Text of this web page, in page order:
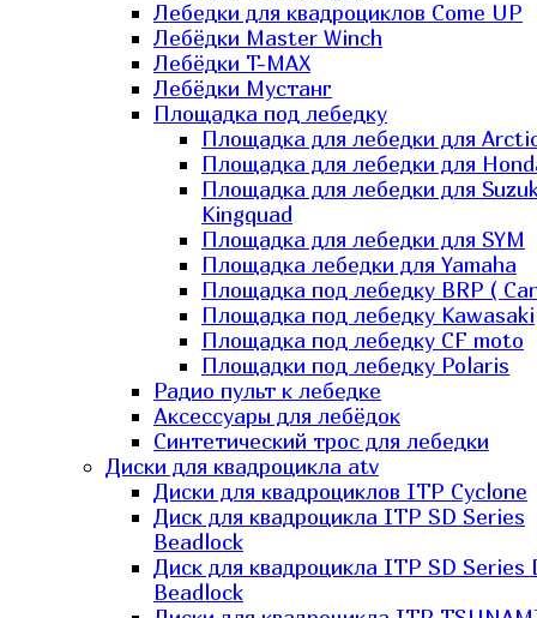
Лебедки для квадроциклов Come UP
Лебёдки Master Winch
Лебёдки T-MAX
Лебёдки Мустанг
Площадка под лебедку
Площадка для лебедки для
Площадка для лебедки для
Площадка для лебедки для
Kingquad
Площадка для лебедки для SYM
Площадка лебедки для Yamaha
Площадка под лебедку BRP (
Площадка под лебедку Kawasaki
Площадка под лебедку СF moto
Площадки под лебедку Polaris
Радио пульт к лебедке
Аксессуары для лебёдок
Синтетический трос для лебедки
Диски для квадроцикла atv
Диски для квадроциклов ITP Cyclone
Диск для квадроцикла ITP SD Series
Beadlock
Диск для квадроцикла ITP SD Series
Beadlock